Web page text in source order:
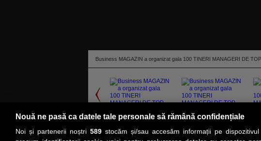
Business MAGAZIN a organizat gala 100 TINERI MANAGERI DE
citeşte toată ştirea
Nouă ne pasă ca datele tale personale să rămână confidențiale
Noi și partenerii noștri 589stocăm și/sau accesăm informații pe dispozitivul